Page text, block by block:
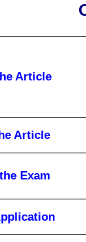
Article
Article
Exam